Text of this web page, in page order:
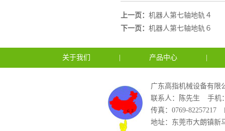
上一页： 机器人第七轴地轨４
下一页： 机器人第七轴地轨６
关于我们 产品中心
广东高指机械设备有限
联系人：陈先生
手机
传真：0769-82257217
地址：东莞市大朗镇新